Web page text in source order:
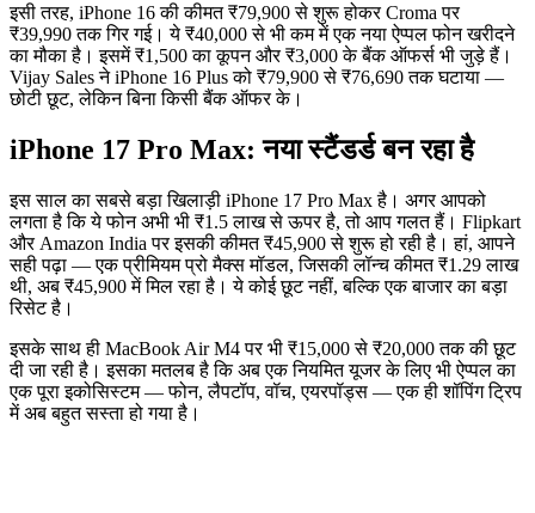
इसी तरह, iPhone 16की कीमत ₹79,900 से शुरू होकर Croma पर
₹39,990 तक गिर गई। ये ₹40,000 से भी कम में एक नया ऐप्पल फोन खरीदने
का मौका है। इसमें ₹1,500 का कूपन और ₹3,000 के बैंक ऑफर्स भी जुड़े हैं।
Vijay SalesनेiPhone 16 Plusको ₹79,900 से ₹76,690 तक घटाया —
छोटी छूट, लेकिन बिना किसी बैंक ऑफर के।
iPhone 17 Pro Max: नया स्टैंडर्ड बन रहा है
इस साल का सबसे बड़ा खिलाड़ी iPhone 17 Pro Maxहै। अगर आपको
लगता है कि ये फोन अभी भी ₹1.5 लाख से ऊपर है, तो आप गलत हैं। Flipkart
और Amazon India पर इसकी कीमत ₹45,900 से शुरू हो रही है। हां, आपने
सही पढ़ा — एक प्रीमियम प्रो मैक्स मॉडल, जिसकी लॉन्च कीमत ₹1.29 लाख
थी, अब ₹45,900 में मिल रहा है। ये कोई छूट नहीं, बल्कि एक बाजार का बड़ा
रिसेट है।
इसके साथ ही MacBook Air M4पर भी ₹15,000 से ₹20,000 तक की छूट
दी जा रही है। इसका मतलब है कि अब एक नियमित यूजर के लिए भी ऐप्पल का
एक पूरा इकोसिस्टम — फोन, लैपटॉप, वॉच, एयरपॉड्स — एक ही शॉपिंग ट्रिप
में अब बहुत सस्ता हो गया है।